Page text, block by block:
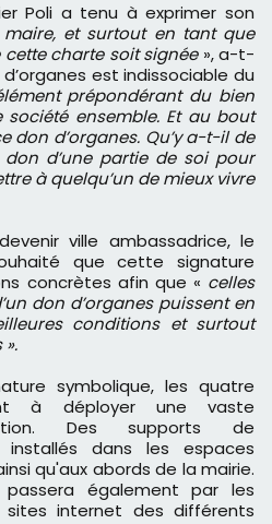
Poli a tenu à exprimer son
et surtout en tant que
charte soit signée», a-t-
est indissociable du
prépondérant du bien
société ensemble. Et au bout
don d’organes. Qu’y a-t-il de
d’une partie de soi pour
à quelqu’un de mieux vivre
ville ambassadrice, le
que cette signature
concrètes afin que « celles
don d’organes puissent en
conditions et surtout
symbolique, les quatre
à déployer une vaste
Des supports de
installés dans les espaces
qu'aux abords de la mairie.
passera également par les
internet des différents